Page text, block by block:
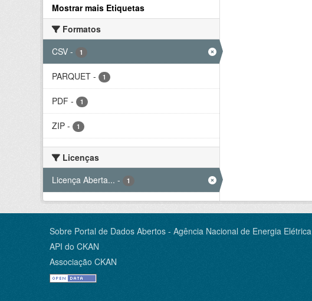
Mostrar mais Etiquetas
Formatos
CSV - 1
PARQUET - 1
PDF - 1
ZIP - 1
Licenças
Licença Aberta... - 1
Sobre Portal de Dados Abertos - Agência Nacional de Energia Elétrica
API do CKAN
Associação CKAN